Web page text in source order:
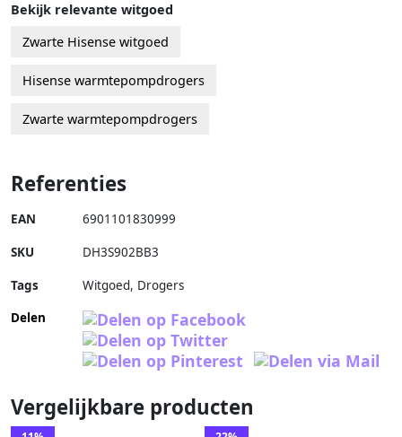
Bekijk relevante witgoed
Zwarte Hisense witgoed
Hisense warmtepompdrogers
Zwarte warmtepompdrogers
Referenties
EAN 6901101830999
SKU DH3S902BB3
Tags
Witgoed, Drogers
Delen
Vergelijkbare producten